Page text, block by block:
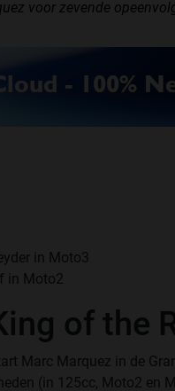
voor zevende
in Moto3
in Moto2
of the
Marc Marquez in de
(in 125cc, Moto2 en